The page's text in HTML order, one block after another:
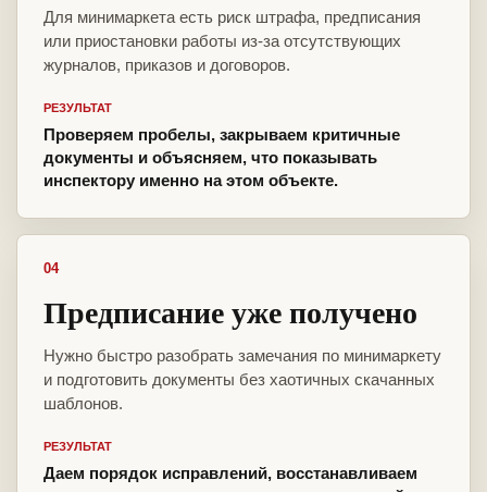
Для минимаркета есть риск штрафа, предписания
или приостановки работы из-за отсутствующих
журналов, приказов и договоров.
РЕЗУЛЬТАТ
Проверяем пробелы, закрываем критичные
документы и объясняем, что показывать
инспектору именно на этом объекте.
04
Предписание уже получено
Нужно быстро разобрать замечания по минимаркету
и подготовить документы без хаотичных скачанных
шаблонов.
РЕЗУЛЬТАТ
Даем порядок исправлений, восстанавливаем